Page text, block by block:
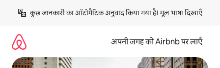
छोड़कर
कॉन्टेंट
कुछ जानकारी का ऑटोमैटिक अनुवाद किया गया है। मूल भाषा दिखाएँ
अपनी जगह को Airbnb पर लाएँ